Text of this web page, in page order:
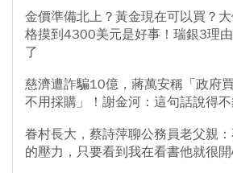
金價準備北上？黃金現在可以買？
格摸到4300美元是好事！瑞銀3理
了
慈濟遭詐騙10億，蔣萬安稱「政府
不用採購」！謝金河：這句話說得
眷村長大，蔡詩萍聊公務員老父親
的壓力，只要看到我在看書他就很